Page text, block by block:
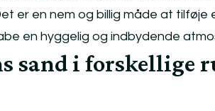
er en nem og billig måde at tilføje
en hyggelig og indbydende
sand i forskellige